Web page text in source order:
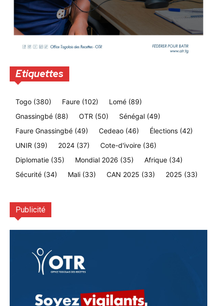
Etiquettes
Togo (380) Faure (102) Lomé (89)
Gnassingbé (88) OTR (50) Sénégal (49)
Faure Gnassingbé (49) Cedeao (46) Élections (42)
UNIR (39) 2024 (37) Cote-d'ivoire (36)
Diplomatie (35) Mondial 2026 (35) Afrique (34)
Sécurité (34) Mali (33) CAN 2025 (33) 2025 (33)
Publicité